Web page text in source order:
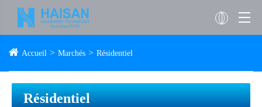
Accueil Marchés Résidentiel
Résidentiel